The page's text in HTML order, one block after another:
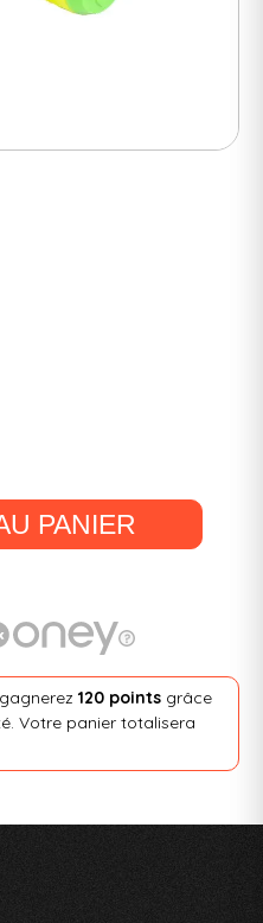
PANIER
120 pointsgrâce
Votre panier totalisera